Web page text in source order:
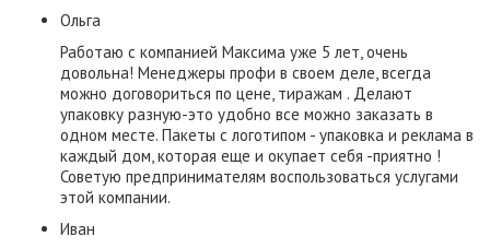
Ольга
Работаю с компанией Максима уже 5 лет, очень
довольна! Менеджеры профи в своем деле, всегда
можно договориться по цене, тиражам . Делают
упаковку разную-это удобно все можно заказать в
одном месте. Пакеты с логотипом - упаковка и реклама в
каждый дом, которая еще и окупает себя -приятно !
Советую предпринимателям воспользоваться услугами
этой компании.
Иван